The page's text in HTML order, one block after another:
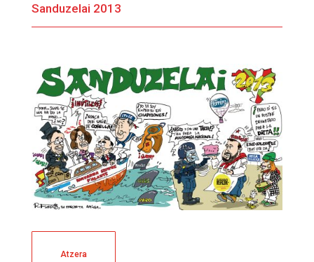
Sanduzelai 2013
Atzera